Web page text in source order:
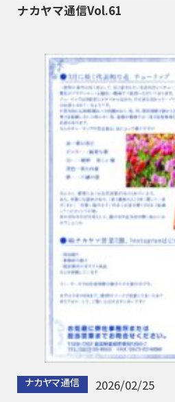
ナカヤマ通信Vol.61
ナカヤマ通信
2026/02/25